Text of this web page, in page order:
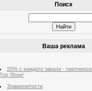
Поиск
Ваша реклама
20% с каждого заказа -
Top Shop!
Знаменитости